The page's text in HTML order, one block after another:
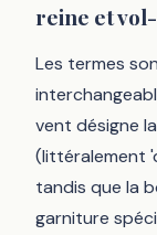
reine et
Les termes
vent désigne
(littéralement
tandis que la
garniture